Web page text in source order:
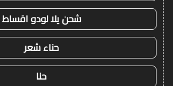
شحن يلا لودو اقساط
حناء شعر
حنا